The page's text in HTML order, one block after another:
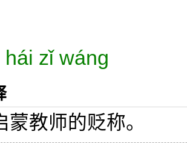
hái zǐ wáng
蒙教师的贬称。